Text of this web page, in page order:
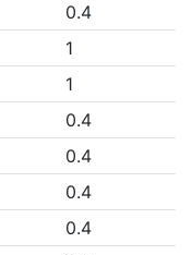
0.4
1
1
0.4
0.4
0.4
0.4